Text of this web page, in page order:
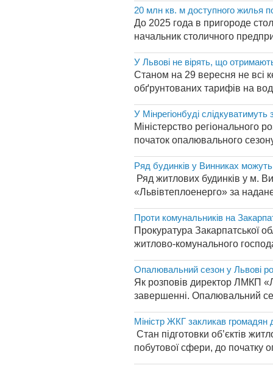
20 млн кв. м доступного жилья
До 2025 года в пригороде
начальник столичного
У Львові не вірять, що
Станом на 29 вересня не всі
обґрунтованих тарифів на
У Мінрегіонбуді
Міністерство регіонального
початок опалювального
Ряд будинків у Винниках
Ряд житлових будинків у м.
«Львівтеплоенерго» за
Проти комунальників на
Прокуратура Закарпатської
житлово-комунального
Опалювальний сезон у Львові
Як розповів директор ЛМКП
завершенні. Опалювальний
Міністр ЖКГ закликав громадян
Стан підготовки об’єктів
побутової сфери, до початку